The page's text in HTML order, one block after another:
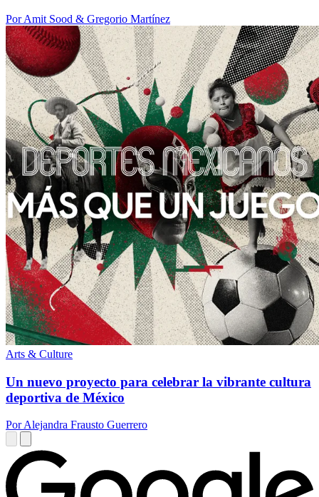
Por Amit Sood & Gregorio Martínez
Arts & Culture
Un nuevo proyecto para celebrar la vibrante cultura
deportiva de México
Por Alejandra Frausto Guerrero